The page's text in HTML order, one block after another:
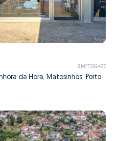
ZMPT559437
da Hora, Matosinhos, Porto